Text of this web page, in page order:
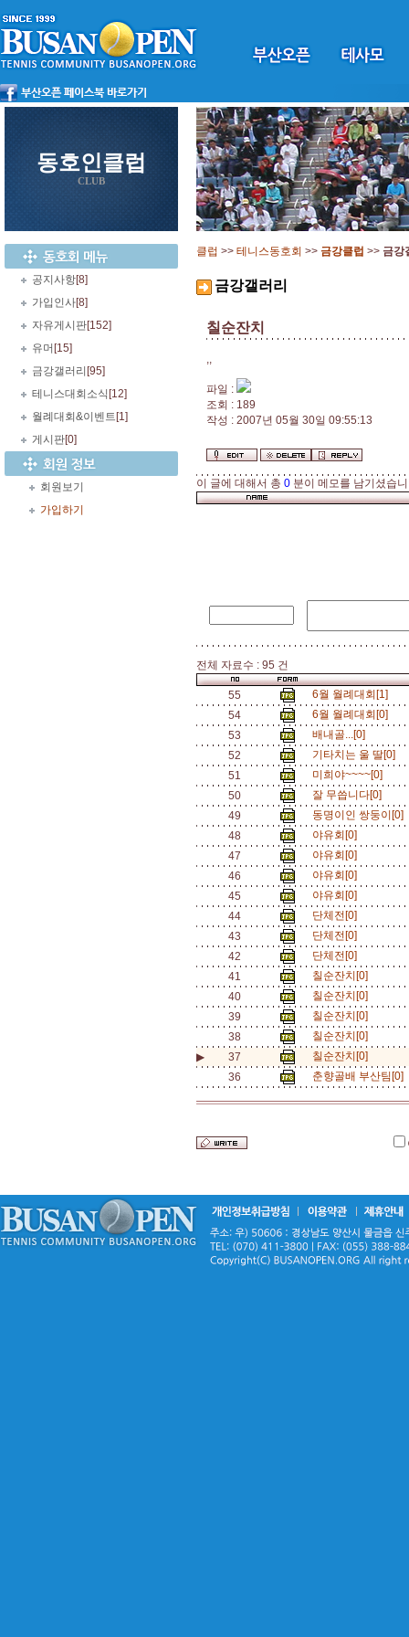
동호인클럽
CLUB
공지사항[8]
가입인사[8]
자유게시판[152]
유머 [15]
금강갤러리 [95]
테니스대회소식 [12]
월례대회&이벤트 [1]
게시판[0]
회원보기
가입하기
클럽 >> 테니스동호회 >> 금강클럽 >> 금강
금강갤러리
칠순잔치
,,
파일 :
조회 : 189
작성 : 2007년 05월 30일 09:55:13
이 글에 대해서 총 0 분이 메모를 남기셨습
전체 자료수 : 95 건
55
6월 월례대회[1]
54
6월 월례대회[0]
53
배내골...[0]
52
기타치는 울 딸[0]
51
미희야~~~~[0]
50
잘 무씁니다[0]
49
동명이인 쌍둥이[0]
48
야유회[0]
47
야유회[0]
46
야유회[0]
45
야유회[0]
44
단체전[0]
43
단체전[0]
42
단체전[0]
41
칠순잔치[0]
40
칠순잔치[0]
39
칠순잔치[0]
38
칠순잔치[0]
▶
37
칠순잔치[0]
36
춘향골배 부산팀[0]